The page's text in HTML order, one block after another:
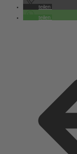
teilen
teilen